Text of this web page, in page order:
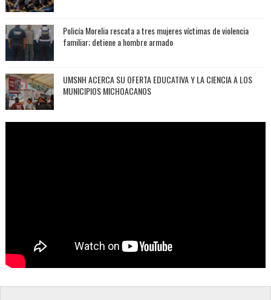
Policía Morelia rescata a tres mujeres víctimas de violencia
familiar; detiene a hombre armado
UMSNH ACERCA SU OFERTA EDUCATIVA Y LA CIENCIA A LOS
MUNICIPIOS MICHOACANOS